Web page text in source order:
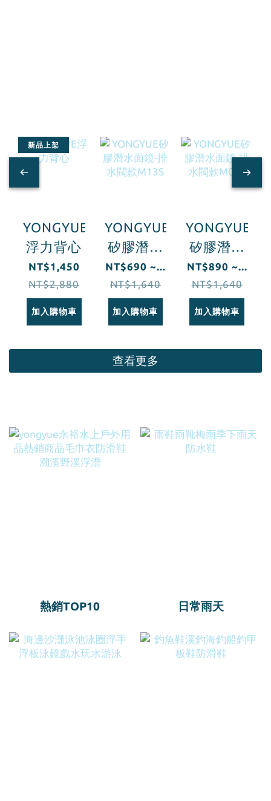
新品上架
YONGYUE
浮力背心
NT$1,450
NT$2,880
加入購物車
YONGYUE
矽膠潛水
面鏡-排水
閥款
M13S
NT$690 ~...
NT$1,640
加入購物車
YONGYUE
矽膠潛水
面鏡-排水
閥款
M06S
NT$890 ~...
NT$1,640
加入購物車
查看更多
熱銷TOP10 日常雨天